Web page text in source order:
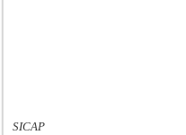
SICAP